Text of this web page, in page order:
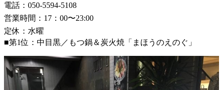
電話：050-5594-5108
営業時間：17：00〜23:00
定休：水曜
■第1位：中目黒／もつ鍋＆炭火焼「まほうのえのぐ」